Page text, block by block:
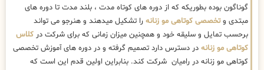
گوناگون بوده بطوریکه که از دوره های کوتاه مدت ، بلند مدت تا دوره های
مبتدی وتخصصی کوتاهی مو زنانه را تشکیل میدهند و هنرجو می تواند
برحسب تمایل و سلیقه خود و همچنین میزان زمانی که برای شرکت در کلاس
کوتاهی مو زنانه در دسترس دارد تصمیم گرفته و در دوره های آموزش تخصصی
کوتاهی مو زنانه در رامیان شرکت کند. بنابراین اولین قدم این است که